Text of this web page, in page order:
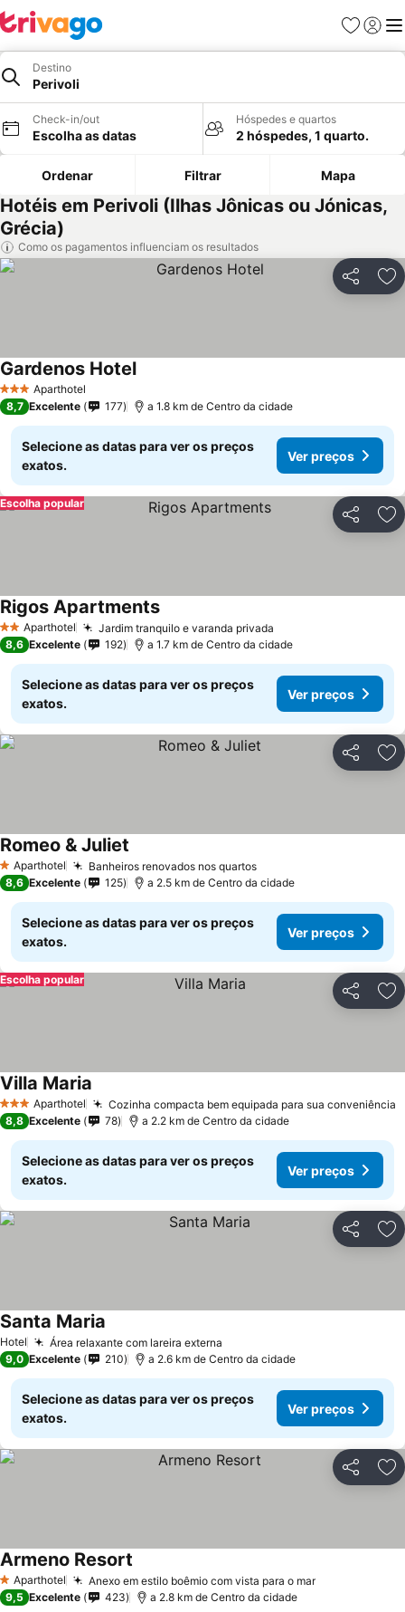
Favoritos
Iniciar
Destino
Perivoli
Check-in/out
Escolha as datas
Hóspedes e quartos
2 hóspedes, 1 quarto.
Ordenar Filtrar Mapa
Hotéis em Perivoli (Ilhas Jônicas ou Jónicas,
Grécia)
Como os pagamentos influenciam os resultados
Partilhar
3 EstrelasAparthotel
Gardenos Hotel
8,7 Excelente 177 a 1.8 km de Centro da cidade
Selecione as datas para ver os preços
exatos.
Ver preços
Partilhar
Escolha popular
2 EstrelasAparthotel Jardim tranquilo e varanda privada
Rigos Apartments
8,6 Excelente 192 a 1.7 km de Centro da cidade
Selecione as datas para ver os preços
exatos.
Ver preços
Partilhar
1 Estrelas
Aparthotel Banheiros renovados nos quartos
Romeo & Juliet
8,6 Excelente 125 a 2.5 km de Centro da cidade
Selecione as datas para ver os preços
exatos.
Ver preços
Partilhar
Escolha popular
3 EstrelasAparthotel Cozinha compacta bem equipada para sua conveniência
Villa Maria
8,8 Excelente 78 a 2.2 km de Centro da cidade
Selecione as datas para ver os preços
exatos.
Ver preços
Partilhar
Hotel Área relaxante com lareira externa
Santa Maria
9,0 Excelente 210 a 2.6 km de Centro da cidade
Selecione as datas para ver os preços
exatos.
Ver preços
Partilhar
1 Estrelas
Aparthotel Anexo em estilo boêmio com vista para o mar
Armeno Resort
9,5 Excelente 423 a 2.8 km de Centro da cidade